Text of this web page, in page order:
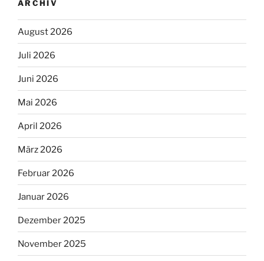
ARCHIV
August 2026
Juli 2026
Juni 2026
Mai 2026
April 2026
März 2026
Februar 2026
Januar 2026
Dezember 2025
November 2025